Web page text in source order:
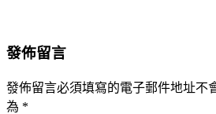
發佈留言
發佈留言必須填寫的電子郵件地址不
為 *